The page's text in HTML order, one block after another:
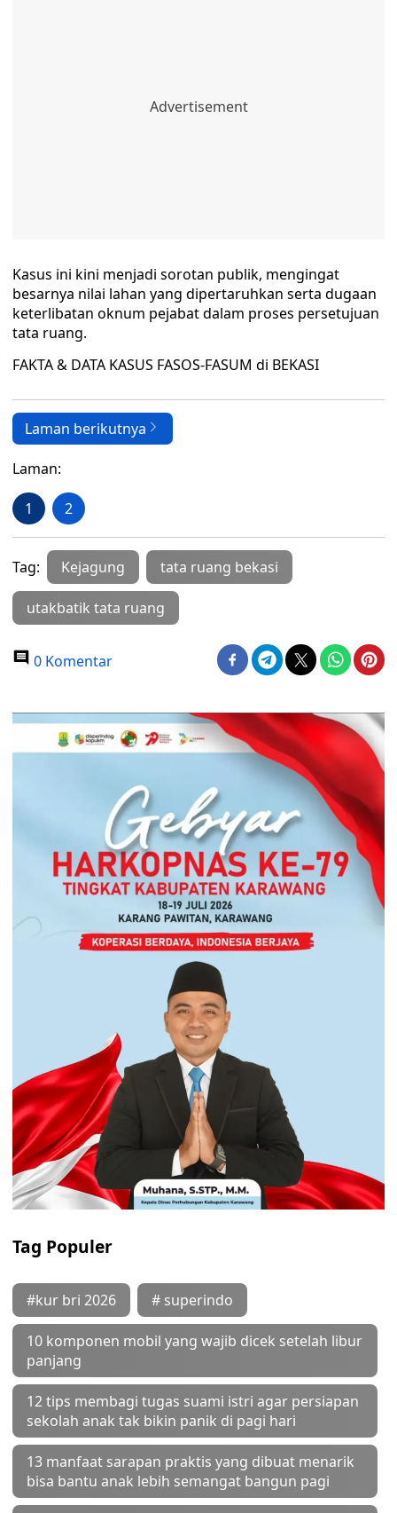
Kasus ini kini menjadi sorotan publik, mengingat
besarnya nilai lahan yang dipertaruhkan serta dugaan
keterlibatan oknum pejabat dalam proses persetujuan
tata ruang.
FAKTA & DATA KASUS FASOS-FASUM di BEKASI
Laman berikutnya
Laman:
1 2
Tag: Kejagung tata ruang bekasi
utakbatik tata ruang
0 Komentar
Tag Populer
#kur bri 2026 # superindo
10 komponen mobil yang wajib dicek setelah libur
panjang
12 tips membagi tugas suami istri agar persiapan
sekolah anak tak bikin panik di pagi hari
13 manfaat sarapan praktis yang dibuat menarik
bisa bantu anak lebih semangat bangun pagi